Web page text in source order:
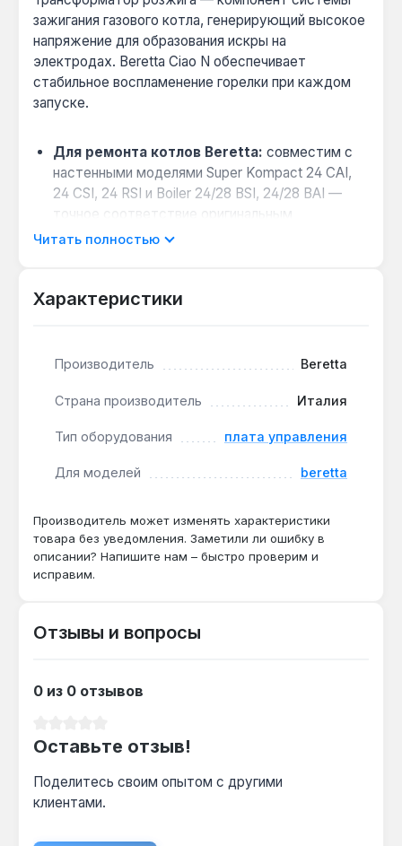
зажигания газового котла, генерирующий высокое
напряжение для образования искры на
электродах. Beretta Ciao N обеспечивает
стабильное воспламенение горелки при каждом
запуске.
Для ремонта котлов Beretta: совместим с
настенными моделями Super Kompact 24 CAI,
24 CSI, 24 RSI и Boiler 24/28 BSI, 24/28 BAI —
точное соответствие оригинальным
электрическим схемам.
узлов котла, сокращая время ремонта до 15-20
повторные попытки розжига, код ошибки
трансформатора устраняет 90% таких
проблем.
Производство — Италия. Гарантия 1 год, доставка
Подходит ли для котлов Beretta Ciao N 24
CSI?
Super Kompact и Boiler, включая модификации
24 CSI и 24 RSI с электронным розжигом.
Да — при наличии мультиметра и навыков
замена выполняется за 10-15 минут, но
рекомендуется отключить питание котла.
Читать полностью
Характеристики
Производитель Beretta
Страна производитель Италия
Тип оборудования плата управления
Для моделей beretta
Производитель может изменять характеристики
товара без уведомления. Заметили ли ошибку в
описании? Напишите нам – быстро проверим и
исправим.
Отзывы и вопросы
0 из 0 отзывов
Оставьте отзыв!
Поделитесь своим опытом с другими
клиентами.